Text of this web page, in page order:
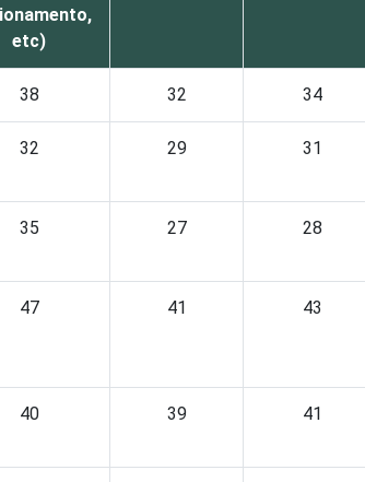
etc)
38 32 34
32 29 31
35 27 28
47 41 43
40 39 41